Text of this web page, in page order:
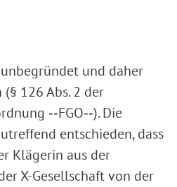
und daher
126 Abs. 2 der
‑‑FGO‑‑). Die
entschieden, dass
Klägerin aus der
X-Gesellschaft von der